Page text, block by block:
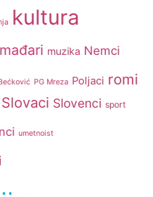
kultura
mađari muzika Nemci
PG Mreza Poljaci romi
Slovaci Slovenci sport
umetnoist